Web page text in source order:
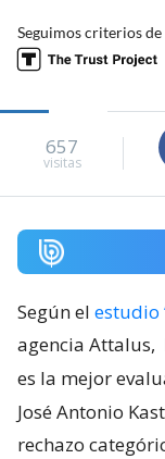
Seguimos criterios de
657
visitas
Según el estudio
agencia Attalus,
es la mejor
José Antonio Kast
rechazo